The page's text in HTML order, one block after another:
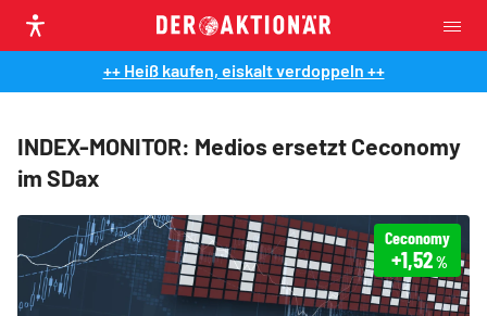
++ Heiß kaufen, eiskalt verdoppeln ++
INDEX-MONITOR: Medios ersetzt Ceconomy
im SDax
Ceconomy
+1,52%